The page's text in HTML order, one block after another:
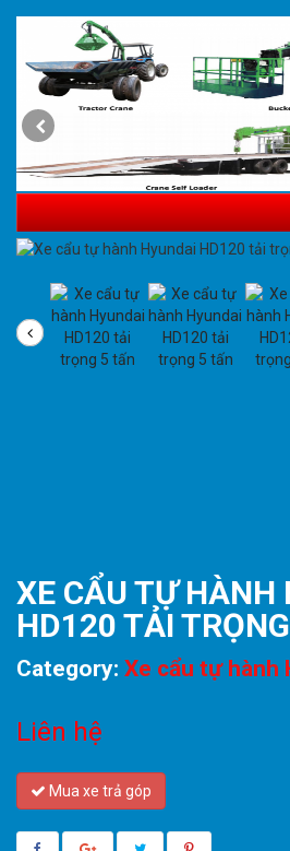
XE CẨU TỰ HÀNH
HD120 TẢI
Category: Xe cẩu tự hành
Liên hệ
Mua xe trả góp